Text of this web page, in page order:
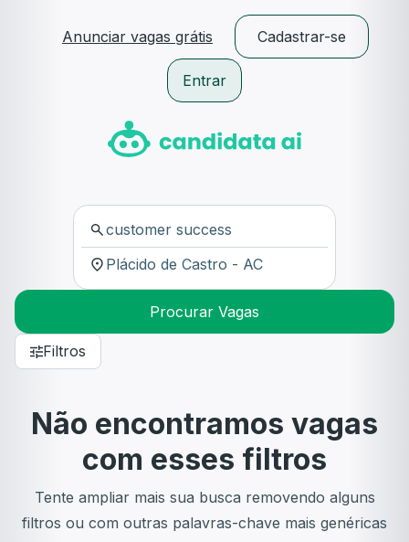
Anunciar vagas grátis Cadastrar-se
Entrar
Procurar Vagas
Filtros
Não encontramos vagas
com esses filtros
Tente ampliar mais sua busca removendo alguns
filtros ou com outras palavras-chave mais genéricas